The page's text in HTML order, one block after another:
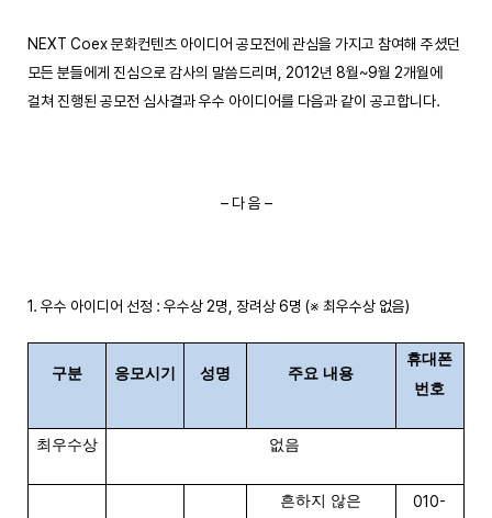
NEXT Coex 문화컨텐츠 아이디어 공모전에 관심을 가지고 참여해 주셨던
모든 분들에게 진심으로 감사의 말씀드리며, 2012년 8월~9월 2개월에
걸쳐 진행된 공모전 심사결과 우수 아이디어를 다음과 같이 공고합니다.
– 다 음 –
1. 우수 아이디어 선정 : 우수상 2명, 장려상 6명 (※ 최우수상 없음)
구분 응모시기 성명 주요 내용
휴대폰
번호
최우수상 없음
흔하지 않은
010-